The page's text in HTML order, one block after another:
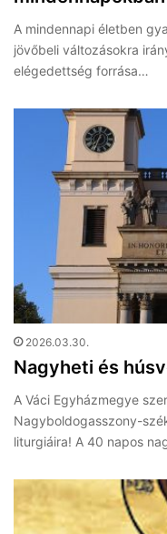
A mindennapi életben
jövőbeli változásokra
elégedettség forrása…
2026.03.30.
Nagyheti és
A Váci Egyházmegye
Nagyboldogasszony-
liturgiáira! A 40 napos